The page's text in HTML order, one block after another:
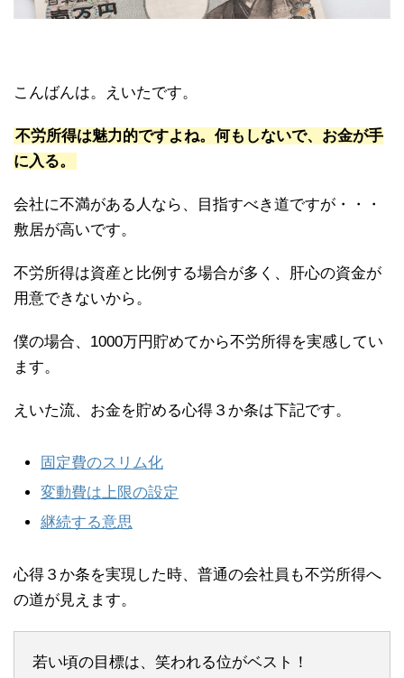
こんばんは。えいたです。
不労所得は魅力的ですよね。何もしないで、お金が手
に入る。
会社に不満がある人なら、目指すべき道ですが・・・
敷居が高いです。
不労所得は資産と比例する場合が多く、肝心の資金が
用意できないから。
僕の場合、1000万円貯めてから不労所得を実感してい
ます。
えいた流、お金を貯める心得３か条は下記です。
固定費のスリム化
変動費は上限の設定
継続する意思
心得３か条を実現した時、普通の会社員も不労所得へ
の道が見えます。
若い頃の目標は、笑われる位がベスト！